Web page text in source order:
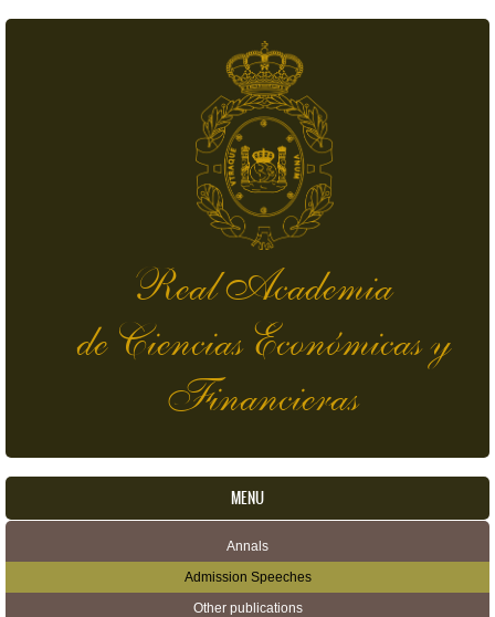
Real Academia
de Ciencias Económicas y
Financieras
MENU
Secondary menu
Annals
Admission Speeches
Other publications